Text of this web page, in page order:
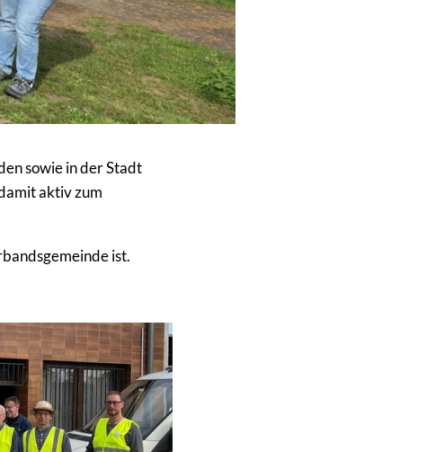
sowie in der Stadt
aktiv zum
ist.